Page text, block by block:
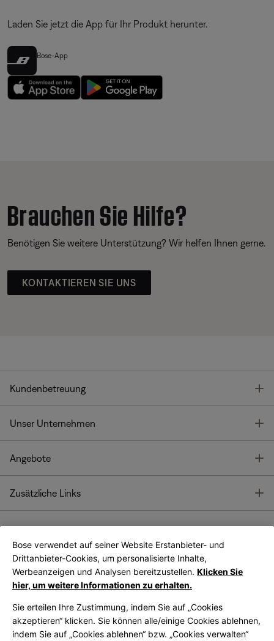
Laden Sie jetzt die App für Ihr Produkt herunter.
Bose-App
Brauchen Sie Hilfe?
Benötigen Sie weitere Unterstützung? Wir helfen Ihnen gerne.
KONTAKTIEREN SIE UNS
Kundenbetreuung
Unser Unternehmen
Angebote
Zusätzliche Links
Bose App
Bose Connect
App
Bose verwendet auf seiner Website Erstanbieter- und
Drittanbieter-Cookies, um personalisierte Inhalte,
Werbeanzeigen und Analysen bereitzustellen. Klicken Sie
hier, um weitere Informationen zu erhalten.
Sie erteilen Ihre Zustimmung, indem Sie auf „Cookies
akzeptieren“ klicken. Sie können alle/einige Cookies ablehnen,
indem Sie auf „Cookies ablehnen“ bzw. „Cookies verwalten“